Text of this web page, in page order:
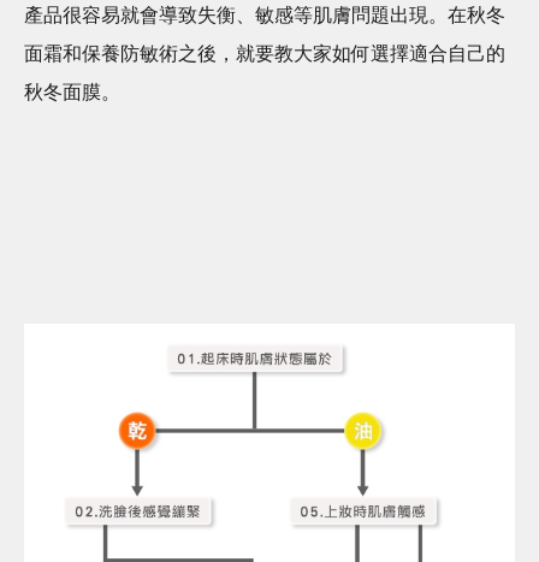
產品很容易就會導致失衡、敏感等肌膚問題出現。在秋冬
面霜和保養防敏術之後，就要教大家如何選擇適合自己的
秋冬面膜。